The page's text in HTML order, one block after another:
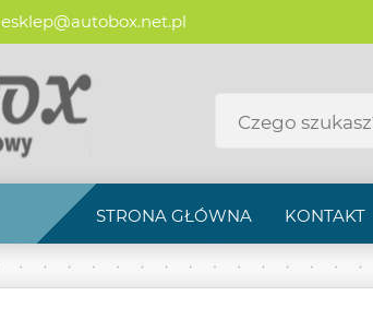
esklep@autobox.net.pl
STRONA GŁÓWNA KONTAKT